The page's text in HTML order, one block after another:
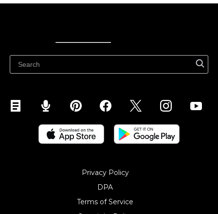
Privacy Policy
DPA
Terms of Service